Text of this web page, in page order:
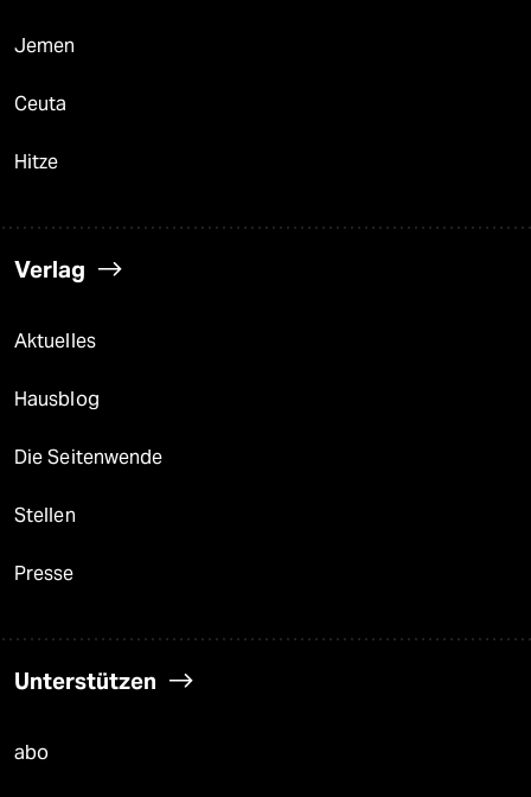
Jemen
Ceuta
Hitze
Verlag
Aktuelles
Hausblog
Die Seitenwende
Stellen
Presse
Unterstützen
abo